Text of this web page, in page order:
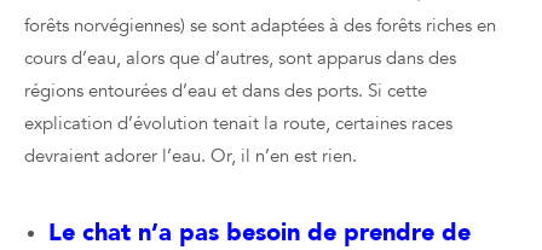
forêts norvégiennes) se sont adaptées à des forêts riches en
cours d’eau, alors que d’autres, sont apparus dans des
régions entourées d’eau et dans des ports. Si cette
explication d’évolution tenait la route, certaines races
devraient adorer l’eau. Or, il n’en est rien.
Le chat n’a pas besoin de prendre de